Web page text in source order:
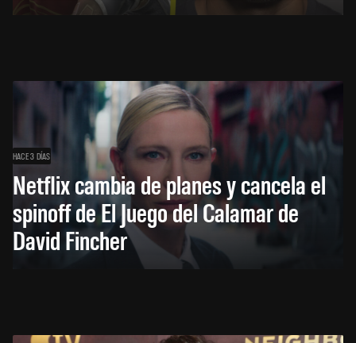
HACE 3 DÍAS
Netflix cambia de planes y cancela el
spinoff de El Juego del Calamar de
David Fincher